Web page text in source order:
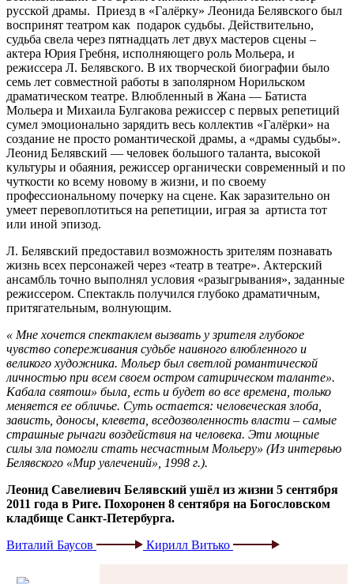
русской драмы. Приезд в «Галёрку» Леонида Белявского был
воспринят театром как подарок судьбы. Действительно,
судьба свела через пятнадцать лет двух мастеров сцены –
актера Юрия Гребня, исполняющего роль Мольера, и
режиссера Л. Белявского. В их творческой биографии было
семь лет совместной работы в заполярном Норильском
драматическом театре. Влюбленный в Жана — Батиста
Мольера и Михаила Булгакова режиссер с первых репетиций
сумел эмоционально зарядить весь коллектив «Галёрки» на
создание не просто романтической драмы, а «драмы судьбы».
Леонид Белявский — человек большого таланта, высокой
культуры и обаяния, режиссер органически современный и по
чуткости ко всему новому в жизни, и по своему
профессиональному почерку на сцене. Как заразительно он
умеет перевоплотиться на репетиции, играя за артиста тот
или иной эпизод.
Л. Белявский предоставил возможность зрителям познавать
жизнь всех персонажей через «театр в театре». Актерский
ансамбль точно выполнял условия «разыгрывания», заданные
режиссером. Спектакль получился глубоко драматичным,
притягательным, волнующим.
« Мне хочется спектаклем вызвать у зрителя глубокое
чувство сопереживания судьбе наивного влюбленного и
великого художника. Мольер был светлой романтической
личностью при всем своем остром сатирическом таланте».
Кабала святош» была, есть и будет во все времена, только
меняется ее обличье. Суть остается: человеческая злоба,
зависть, доносы, клевета, вседозволенность власти – самые
страшные рычаги воздействия на человека. Эти мощные
силы зла помогли стать несчастным Мольеру» (Из интервью
Белявского «Мир увлечений», 1998 г.).
Леонид Савелиевич Белявский ушёл из жизни 5 сентября
2011 года в Риге. Похоронен 8 сентября на Богословском
кладбище Санкт-Петербурга.
Виталий Баусов
Кирилл Витько